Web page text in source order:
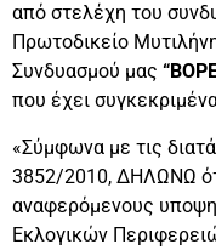
από στελέχη του
Πρωτοδικείο
Συνδυασμού μας
που έχει
«Σύμφωνα με τις
3852/2010, ΔΗΛΩΝΩ
αναφερόμενους
Εκλογικών